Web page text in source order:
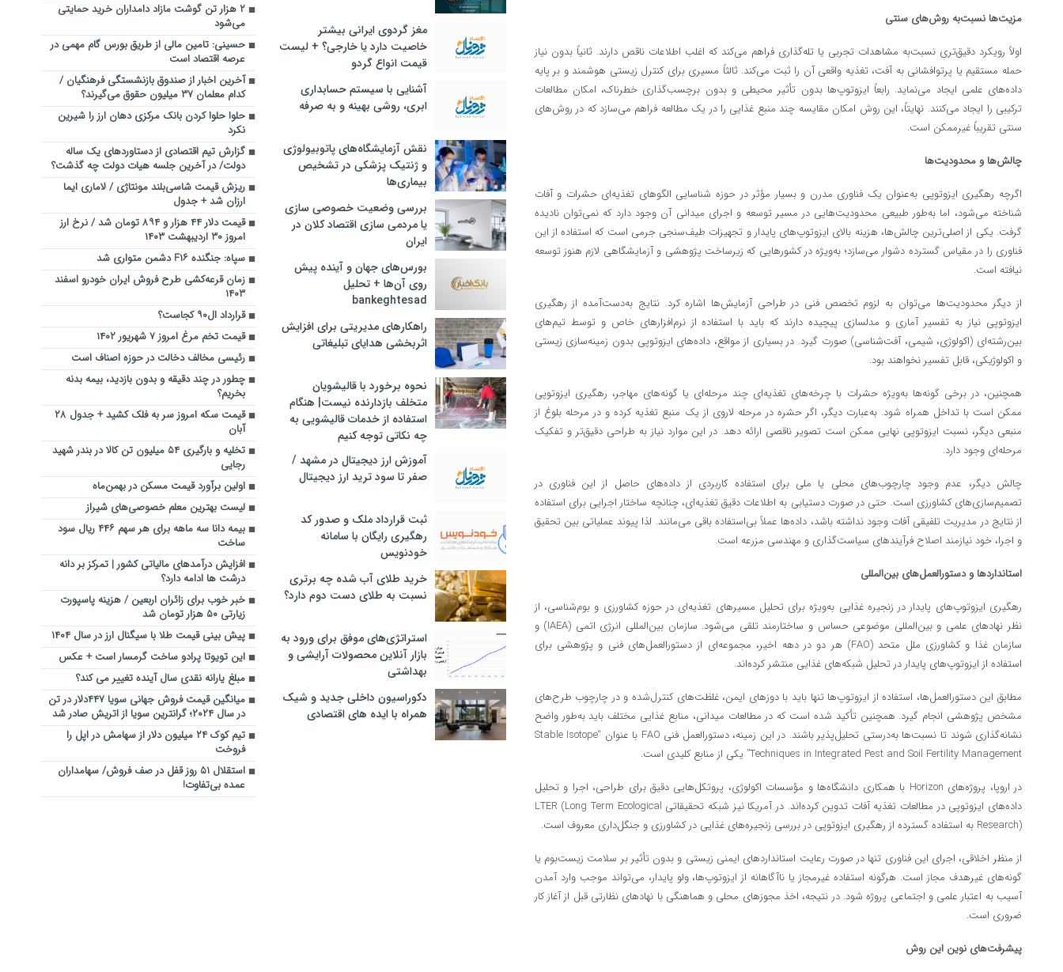
مزیت‌ها نسبت‌به روش‌های سنتی
اولاً رویکرد دقیق‌تری نسبت‌به مشاهدات تجربی یا تله‌گذاری فراهم می‌کند که اغلب اطلاعات ناقص دارند. ثانیاً بدون نیاز
حمله مستقیم یا پرتوافشانی به آفت، تغذیه واقعی آن را ثبت می‌کند. ثالثاً مسیری برای کنترل زیستی هوشمند و بر پایه
داده‌های علمی ایجاد می‌نماید. رابعاً ایزوتوپ‌ها بدون تأثیر محیطی و بدون برچسب‌گذاری خطرناک، امکان مطالعات
ترکیبی را ایجاد می‌کنند. نهایتاً، این روش امکان مقایسه چند منبع غذایی را در یک مطالعه فراهم می‌سازد که در روش‌های
سنتی تقریباً غیرممکن است.
چالش‌ها و محدودیت‌ها
اگرچه رهگیری ایزوتوپی به‌عنوان یک فناوری مدرن و بسیار مؤثر در حوزه شناسایی الگوهای تغذیه‌ای حشرات و آفات
شناخته می‌شود، اما به‌طور طبیعی محدودیت‌هایی در مسیر توسعه و اجرای میدانی آن وجود دارد که نمی‌توان نادیده
گرفت. یکی از اصلی‌ترین چالش‌ها، هزینه بالای ایزوتوپ‌های پایدار و تجهیزات طیف‌سنجی جرمی است که استفاده از این
فناوری را در مقیاس گسترده دشوار می‌سازد؛ به‌ویژه در کشورهایی که زیرساخت پژوهشی و آزمایشگاهی لازم هنوز توسعه
نیافته است.
از دیگر محدودیت‌ها می‌توان به لزوم تخصص فنی در طراحی آزمایش‌ها اشاره کرد. نتایج به‌دست‌آمده از رهگیری
ایزوتوپی نیاز به تفسیر آماری و مدلسازی پیچیده دارند که باید با استفاده از نرم‌افزارهای خاص و توسط تیم‌های
بین‌رشته‌ای (اکولوژی، شیمی، آفت‌شناسی) صورت گیرد. در بسیاری از مواقع، داده‌های ایزوتوپی بدون زمینه‌سازی زیستی
و اکولوژیکی، قابل تفسیر نخواهند بود.
همچنین، در برخی گونه‌ها به‌ویژه حشرات با چرخه‌های تغذیه‌ای چند مرحله‌ای یا گونه‌های مهاجر، رهگیری ایزوتوپی
ممکن است با تداخل همراه شود. به‌عبارت دیگر، اگر حشره در مرحله لاروی از یک منبع تغذیه کرده و در مرحله بلوغ از
منبعی دیگر، نسبت ایزوتوپی نهایی ممکن است تصویر ناقصی ارائه دهد. در این موارد نیاز به طراحی دقیق‌تر و تفکیک
مرحله‌ای وجود دارد.
چالش دیگر، عدم وجود چارچوب‌های محلی یا ملی برای استفاده کاربردی از داده‌های حاصل از این فناوری در
تصمیم‌سازی‌های کشاورزی است. حتی در صورت دستیابی به اطلاعات دقیق تغذیه‌ای، چنانچه ساختار اجرایی برای استفاده
از نتایج در مدیریت تلفیقی آفات وجود نداشته باشد، داده‌ها عملاً بی‌استفاده باقی می‌مانند. لذا پیوند عملیاتی بین تحقیق
و اجرا، خود نیازمند اصلاح فرآیندهای سیاست‌گذاری و مهندسی مزرعه است.
استانداردها و دستورالعمل‌های بین‌المللی
رهگیری ایزوتوپ‌های پایدار در زنجیره غذایی به‌ویژه برای تحلیل مسیرهای تغذیه‌ای در حوزه کشاورزی و بوم‌شناسی، از
نظر نهادهای علمی و بین‌المللی موضوعی حساس و ساختارمند تلقی می‌شود. سازمان بین‌المللی انرژی اتمی (IAEA) و
سازمان غذا و کشاورزی ملل متحد (FAO) هر دو در دهه اخیر، مجموعه‌ای از دستورالعمل‌های فنی و پژوهشی برای
استفاده از ایزوتوپ‌های پایدار در تحلیل شبکه‌های غذایی منتشر کرده‌اند.
مطابق این دستورالعمل‌ها، استفاده از ایزوتوپ‌ها تنها باید با دوزهای ایمن، غلظت‌های کنترل‌شده و در چارچوب طرح‌های
مشخص پژوهشی انجام گیرد. همچنین تأکید شده است که در مطالعات میدانی، منابع غذایی مختلف باید به‌طور واضح
نشانه‌گذاری شوند تا نسبت‌ها به‌درستی تحلیل‌پذیر باشند. در این زمینه، دستورالعمل فنی FAO با عنوان “Stable Isotope
Techniques in Integrated Pest and Soil Fertility Management” یکی از منابع کلیدی است.
در اروپا، پروژه‌های Horizon با همکاری دانشگاه‌ها و مؤسسات اکولوژی، پروتکل‌هایی دقیق برای طراحی، اجرا و تحلیل
داده‌های ایزوتوپی در مطالعات تغذیه آفات تدوین کرده‌اند. در آمریکا نیز شبکه تحقیقاتی LTER (Long Term Ecological
Research) به استفاده گسترده از رهگیری ایزوتوپی در بررسی زنجیره‌های غذایی در کشاورزی و جنگل‌داری معروف است.
از منظر اخلاقی، اجرای این فناوری تنها در صورت رعایت استانداردهای ایمنی زیستی و بدون تأثیر بر سلامت زیست‌بوم یا
گونه‌های غیرهدف مجاز است. هرگونه استفاده غیرمجاز یا ناآگاهانه از ایزوتوپ‌ها، ولو پایدار، می‌تواند موجب وارد آمدن
آسیب به اعتبار علمی و اجتماعی پروژه شود. در نتیجه، اخذ مجوزهای محلی و هماهنگی با نهادهای نظارتی قبل از آغاز کار
ضروری است.
پیشرفت‌های نوین این روش
مغز گردوی ایرانی بیشتر
خاصیت دارد یا خارجی؟ + لیست
قیمت انواع گردو
آشنایی با سیستم حسابداری
ابری، روشی بهینه و به صرفه
نقش آزمایشگاه‌های پاتوبیولوژی
و ژنتیک پزشکی در تشخیص
بیماری‌ها
بررسی وضعیت خصوصی سازی
یا مردمی سازی اقتصاد کلان در
ایران
بورس‌های جهان و آینده پیش
روی آن‌ها + تحلیل
bankeghtesad
راهکارهای مدیریتی برای افزایش
اثربخشی هدایای تبلیغاتی
نحوه برخورد با قالیشویان
متخلف بازدارنده نیست| هنگام
استفاده از خدمات قالیشویی به
چه نکاتی توجه کنیم
آموزش ارز دیجیتال در مشهد /
صفر تا سود ترید ارز دیجیتال
ثبت قرارداد ملک و صدور کد
رهگیری رایگان با سامانه
خودنویس
خرید طلای آب شده چه برتری
نسبت به طلای دست دوم دارد؟
استراتژی‌های موفق برای ورود به
بازار آنلاین محصولات آرایشی و
بهداشتی
دکوراسیون داخلی جدید و شیک
همراه با ایده های اقتصادی
۲ هزار تن گوشت مازاد دامداران خرید حمایتی
می‌شود
حسینی: تامین مالی از طریق بورس گام مهمی در
عرصه اقتصاد است
آخرین اخبار از صندوق بازنشستگی فرهنگیان /
کدام معلمان ۳۷ میلیون حقوق می‌گیرند؟
حلوا حلوا کردن بانک مرکزی دهان ارز را شیرین
نکرد
گزارش تیم اقتصادی از دستاوردهای یک ساله
دولت/ در آخرین جلسه هیات دولت چه گذشت؟
ریزش قیمت شاسی‌بلند مونتاژی / لاماری ایما
ارزان شد + جدول
قیمت دلار ۴۴ هزار و ۸۹۴ تومان شد / نرخ ارز
امروز ۳۰ اردیبهشت ۱۴۰۳
سپاه‌: جنگنده F۱۶ دشمن متواری شد
زمان قرعه‌کشی طرح فروش ایران خودرو اسفند
۱۴۰۳
قرارداد ال۹۰ کجاست؟
قیمت تخم مرغ امروز ۷ شهریور ۱۴۰۲
رئیسی مخالف دخالت در حوزه اصناف است
چطور در چند دقیقه و بدون بازدید، بیمه بدنه
بخریم؟
قیمت سکه امروز سر به فلک کشید + جدول ۲۸
آبان
تخلیه و بارگیری ۵۴ میلیون تن کالا در بندر شهید
رجایی
اولین برآورد قیمت مسکن در بهمن‌ماه
لیست بهترین معلم خصوصی‌های شیراز
بیمه دانا سه ماهه برای هر سهم ۴۴۶ ریال سود
ساخت
افزایش درآمدهای مالیاتی کشور | تمرکز بر دانه‌
درشت‌ ها ادامه دارد؟
خبر خوب برای زائران اربعین / هزینه پاسپورت
زیارتی ۵۰ هزار تومان شد
پیش بینی قیمت طلا با سیگنال ارز در سال ۱۴۰۴
این تویوتا پرادو ساخت گرمسار است + عکس
مبلغ یارانه نقدی سال آینده تغییر می کند؟
میانگین قیمت فروش جهانی سویا ۴۴۷دلار در تن
در سال ۲۰۲۴؛ گرانترین سویا از اتریش صادر شد
تیم کوک ۲۴ میلیون دلار از سهامش در اپل را
فروخت
استقلال ۵۱ روز قفل در صف فروش/ سهامداران
عمده بی‌تفاوت!